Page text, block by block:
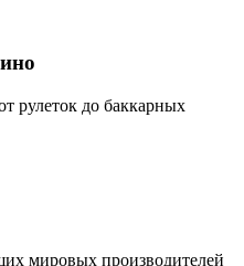
рулеток до баккарных
мировых производителей